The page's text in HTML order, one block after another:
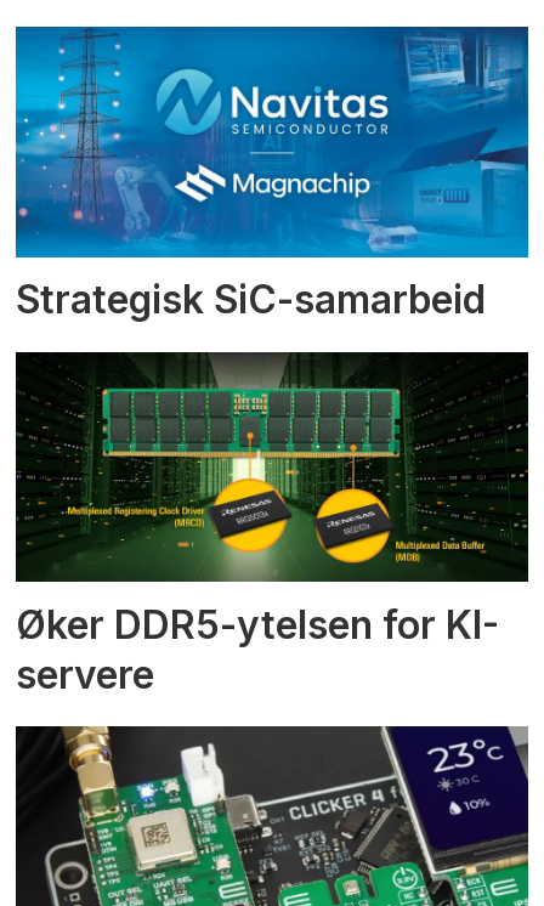
Strategisk SiC-samarbeid
Øker DDR5-ytelsen for KI-
servere